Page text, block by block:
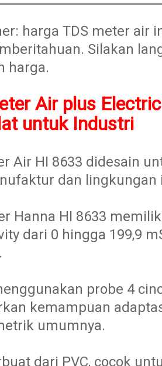
harga TDS meter air
Silakan
harga.
Air plus
untuk Industri
Air HI 8633 didesain
dan lingkungan
Hanna HI 8633
dari 0 hingga 199,9
probe 4
kemampuan
umumnya.
dari PVC, cocok